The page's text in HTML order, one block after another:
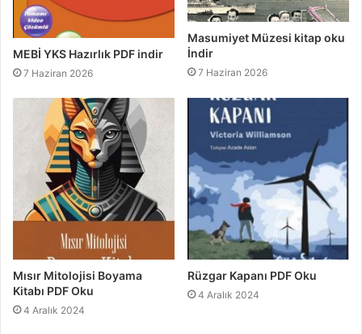
MEBİ YKS Hazırlık PDF indir
7 Haziran 2026
Masumiyet Müzesi kitap oku
İndir
7 Haziran 2026
Mısır Mitolojisi Boyama
Kitabı PDF Oku
4 Aralık 2024
Rüzgar Kapanı PDF Oku
4 Aralık 2024